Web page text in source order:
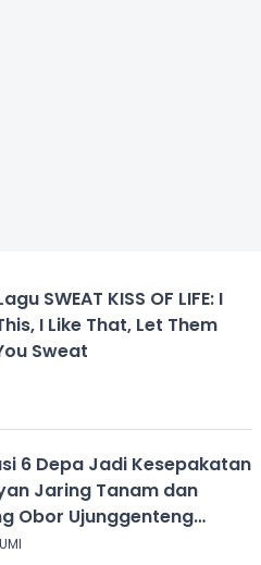
SWEAT KISS OF LIFE: I
I Like That, Let Them
Sweat
6 Depa Jadi Kesepakatan
Jaring Tanam dan
Obor Ujunggenteng